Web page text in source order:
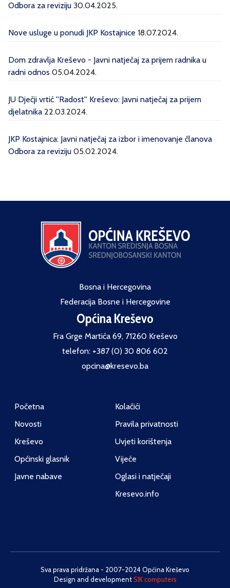
Odbora za reviziju 30.04.2025.
Nove usluge u ponudi JKP Kostajnice 18.07.2024.
Dom zdravlja Kreševo - Javni natječaj za prijem radnika u
radni odnos 05.04.2024.
JU Dječji vrtić ''Radost'' Kreševo: Javni natječaj za prijem
djelatnika 22.03.2024.
JKP Kostajnica: Javni natječaj za izbor i imenovanje članova
Odbora za reviziju 05.02.2024.
Bosna i Hercegovina
Federacija Bosne i Hercegovine
Općina Kreševo
Fra Grge Martića 69, 71260 Kreševo
telefon: +387 (0) 30 806 602
opcina@kresevo.ba
Početna
Novosti
Kreševo
Općinski glasnik
Javne nabave
Kolačići
Pravila privatnosti
Uvjeti korištenja
Vijeće
Oglasi i natječaji
Kresevo.info
Sva prava pridržana - 2007-2024 Općina Kreševo
Design and developmentSIK computers